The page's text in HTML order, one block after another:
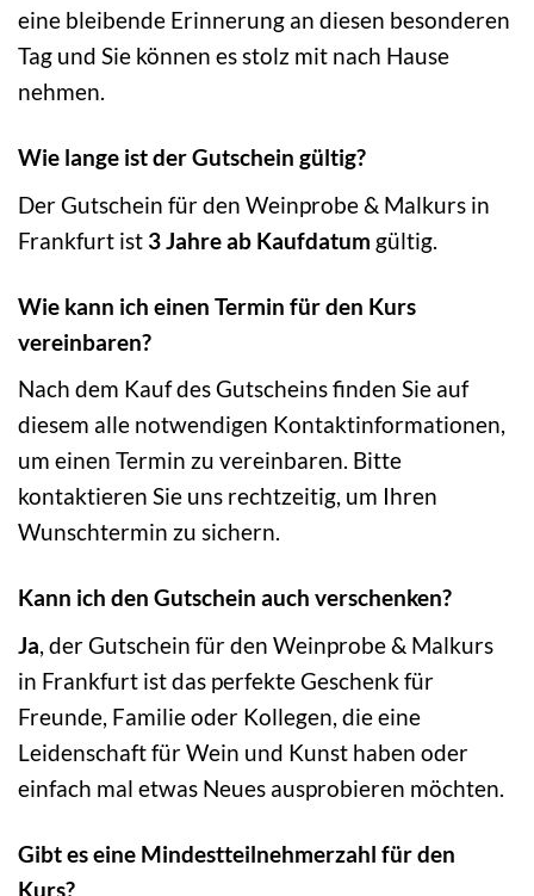
eine bleibende Erinnerung an diesen besonderen
Tag und Sie können es stolz mit nach Hause
nehmen.
Wie lange ist der Gutschein gültig?
Der Gutschein für den Weinprobe & Malkurs in
Frankfurt ist 3 Jahre ab Kaufdatum gültig.
Wie kann ich einen Termin für den Kurs
vereinbaren?
Nach dem Kauf des Gutscheins finden Sie auf
diesem alle notwendigen Kontaktinformationen,
um einen Termin zu vereinbaren. Bitte
kontaktieren Sie uns rechtzeitig, um Ihren
Wunschtermin zu sichern.
Kann ich den Gutschein auch verschenken?
Ja, der Gutschein für den Weinprobe & Malkurs
in Frankfurt ist das perfekte Geschenk für
Freunde, Familie oder Kollegen, die eine
Leidenschaft für Wein und Kunst haben oder
einfach mal etwas Neues ausprobieren möchten.
Gibt es eine Mindestteilnehmerzahl für den
Kurs?